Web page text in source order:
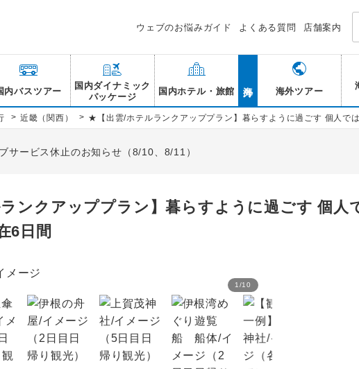
ウェブのお悩みガイド よくある質問 店舗案内
内バスツアー
国内ダイナミック
パッケージ
国内ホテル・旅館 海外ツアー
> 近畿（関西） > ★【出雲/ホテルランクアッププラン】暮らすように過ごす 個人で
サービス休止のお知らせ（8/10、8/11）
ンクアッププラン】暮らすように過ごす 個人
6日間
1 /10